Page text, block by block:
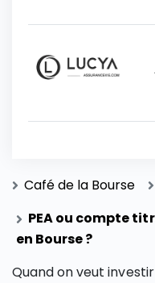
Café de la Bourse
PEA ou compte
en Bourse ?
Quand on veut